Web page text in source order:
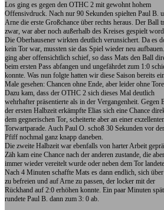
Los ging es gegen den OTHC 2 mit gewohnt hohem
Offensivdruck. Nach nur 90 Sekunden spielten Paul B.
Arne die erste Großchance über rechts heraus. Der Ball
zwar, war aber noch außerhalb des Kreises gespielt
Die Oberhausener wirkten deutlich verunsichert. Da es
kein Tor war, mussten sie das Spiel wieder neu
ging aber offensichtlich schief, so dass Mats den Ball
beim ersten Pass abfangen und ungefährdet zum 1:0
konnte. Was nun folgte hatten wir diese Saison bereits
Male gesehen: Chancen ohne Ende, aber leider ohne
Dazu kam, dass der OTHC 2 sich dieses Mal deutlich
wehrhafter präsentierte als in der Vergangenheit. Gegen
der ersten Halbzeit erkämpfte Elias sich eine Chance
dem gegnerischen Tor, scheiterte aber an einer
Torwartparade. Auch Paul O. schoß 30 Sekunden vor
Pfiff nochmal ganz knapp daneben.
Die zweite Halbzeit war ebenfalls von harter Arbeit
Zäh kam eine Chance nach der anderen zustande, die aber
immer wieder vereitelt wurde oder neben dem Tor
Nach 4 Minuten schaffte Mats es dann endlich, sich
zu befreien und auf Arne zu passen, der locker mit der
Rückhand auf 2:0 erhöhen konnte. Ein paar Minuten
rundete Paul B. dann zum 3: 0 ab.